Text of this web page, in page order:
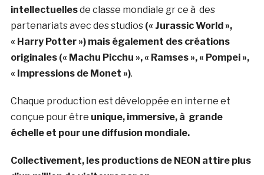
intellectuellesde classe mondiale gr ce à des
partenariats avec des studios (« Jurassic World »,
« Harry Potter ») mais également des créations
originales (« Machu Picchu », « Ramses », « Pompei »,
« Impressions de Monet »).
Chaque production est développée en interne et
conçue pour être unique, immersive, à grande
échelle et pour une diffusion mondiale.
Collectivement, les productions de NEON attire plus